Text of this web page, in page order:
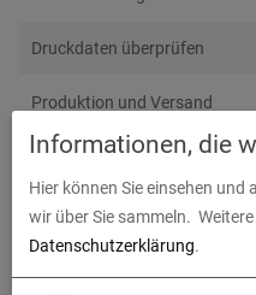
Druckdaten überprüfen
Produktion und Versand
Produktions- und Lieferzeit
Gesamtbetrag (netto)
Informationen, die
Hier können Sie einsehen
wir über Sie sammeln.
Datenschutzerklärung.